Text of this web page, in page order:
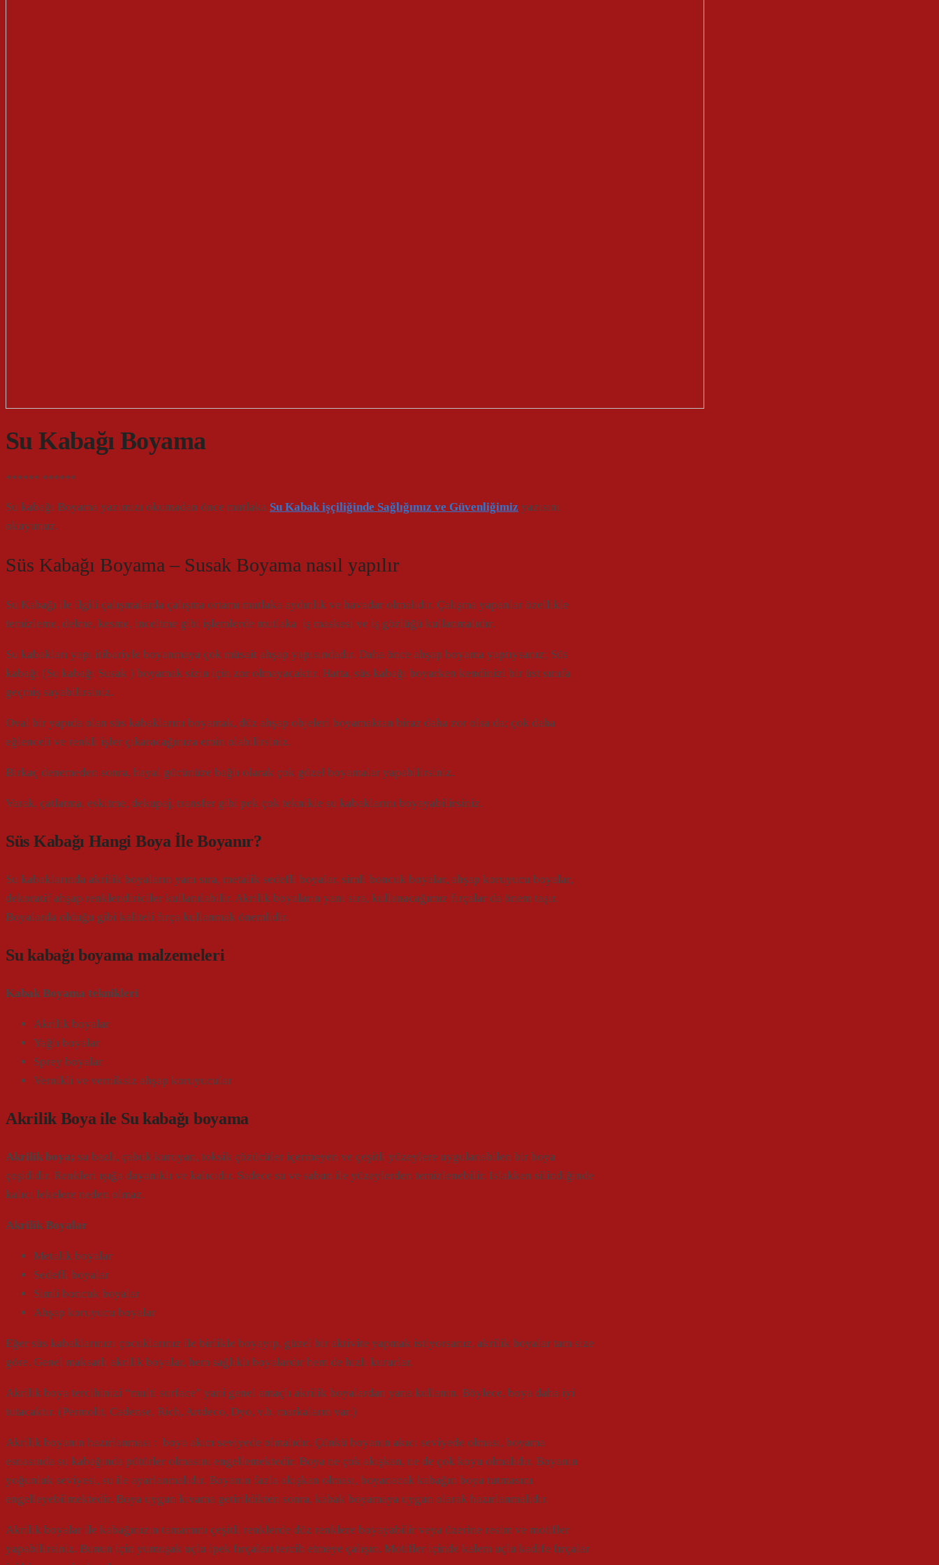
Su Kabağı Boyama
****** ******
Su kabağı Boyama yazımızı okumadan önce mutlaka Su Kabak işçiliğinde Sağlığımız ve Güvenliğimiz yazısını
okuyunuz.
Süs Kabağı Boyama – Susak Boyama nasıl yapılır
Su Kabağı ile ilgili çalışmalarda çalışma ortamı mutlaka aydınlık ve havadar olmalıdır. Çalışma yapanlar özellikle
temizleme, delme, kesme, inceltme gibi işlemlerde mutlaka iş maskesi ve iş gözlüğü kullanmalıdır.
Su kabakları yapı itibariyle boyanmaya çok müsait ahşap yapısındadır. Daha önce ahşap boyama yaptıysanız; Süs
kabağı (Su kabağı Susak ) boyamak sizin için zor olmayacaktır. Hatta, süs kabağı boyarken kendinizi bir üst sınıfa
geçmiş sayabilirsiniz.
Oval bir yapıda olan süs kabaklarını boyamak, düz ahşap objeleri boyamaktan biraz daha zor olsa da; çok daha
eğlenceli ve renkli işler çıkaracağınıza emin olabilirsiniz.
Birkaç denemeden sonra, hayal gücünüze bağlı olarak çok güzel boyamalar yapabilirsiniz.
Varak, çatlatma, eskitme, dekupaj, transfer gibi pek çok teknikle su kabaklarını boyayabilirsiniz.
Süs Kabağı Hangi Boya İle Boyanır?
Su kabaklarında akrilik boyaların yanı sıra, metalik sedefli boyalar, simli boncuk boyalar, ahşap koruyucu boyalar,
dekoratif ahşap renklendiriciler kullanılabilir. Akrilik boyaların yanı sıra, kullanacağımız fırçalar da önem taşır.
Boyalarda olduğu gibi kaliteli fırça kullanmak önemlidir.
Su kabağı boyama malzemeleri
Kabak Boyama teknikleri
Akrilik boyalar
Yağlı boyalar
Sprey boyalar
Vernikli ve verniksiz ahşap koruyucular
Akrilik Boya ile Su kabağı boyama
Akrilik boya; su bazlı, çabuk kuruyan, toksik çözücüler içermeyen ve çeşitli yüzeylere uygulanabilen bir boya
çeşididir. Renkleri ışığa dayanıklı ve kalıcıdır. Sadece su ve sabun ile yüzeylerden temizlenebilir. Islakken silindiğinde
kalıcı lekelere neden olmaz.
Akrilik Boyalar
Metalik boyalar
Sedefli boyalar
Simli boncuk boyalar
Ahşap koruyucu boyalar
Eğer süs kabaklarınızı çocuklarınız ile birlikle boyayıp, güzel bir aktivite yapmak istiyorsanız, akrilik boyalar tam size
göre. Genel maksatlı akrilik boyalar, hem sağlıklı boyalardır hem de hızlı kururlar.
Akrilik boya tercihinizi “multi surface” yani genel amaçlı akrilik boyalardan yana kullanın. Böylece, boya daha iyi
tutacaktır. (Permolit, Cadense, Rich, Artdeco, Dyo, v.b. markaların var.)
Akrilik boyanın hazırlanması : boya akıcı seviyede olmalıdır. Çünkü boyanın akıcı seviyede olması, boyama
esnasında su kabağında pütürler olmasını engellemektedir. Boya ne çok akışkan, ne de çok koyu olmalıdır. Boyanın
yoğunluk seviyesi, su ile ayarlanmalıdır. Boyanın fazla akışkan olması, boyanacak kabağın boya tutmasını
engelleyebilmektedir. Boya uygun kıvama getirildikten sonra, kabak boyamaya uygun olarak hazırlanmalıdır.
Akrilik boyalar ile kabağınızın tamamını çeşitli renklerde düz renklere boyayabilir veya üzerine resim ve motifler
yapabilirsiniz. Bunun için yumuşak uçlu ipek fırçaları tercih etmeye çalışın. Motifler içinde kalem uçlu kadife fırçalar